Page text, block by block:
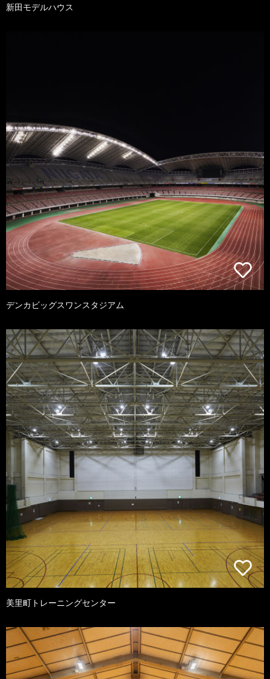
新田モデルハウス
デンカビッグスワンスタジアム
美里町トレーニングセンター